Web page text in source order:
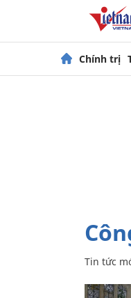
Chính trị
Tin tức